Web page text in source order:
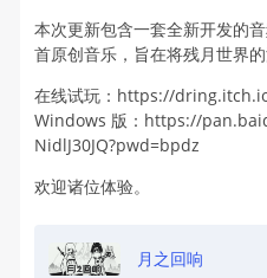
本次更新包含一套全新开发的
首原创音乐，旨在将残月世界的
在线试玩：https://
Windows 版：https://
NidlJ30JQ?pwd=bpdz
欢迎诸位体验。
月之回响